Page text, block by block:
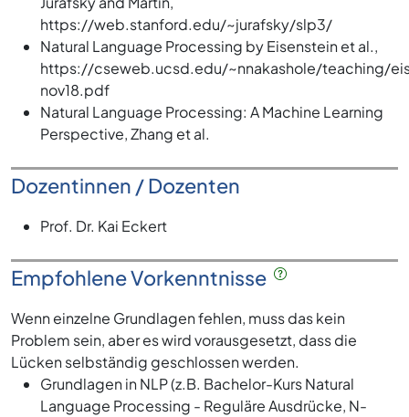
https://web.stanford.edu/~jurafsky/slp3/
Natural Language Processing by Eisenstein et al.,
https://cseweb.ucsd.edu/~nnakashole/teaching/
nov18.pdf
Natural Language Processing: A Machine Learning
Perspective, Zhang et al.
Dozentinnen / Dozenten
Prof. Dr. Kai Eckert
Empfohlene Vorkenntnisse
Wenn einzelne Grundlagen fehlen, muss das kein
Problem sein, aber es wird vorausgesetzt, dass die
Lücken selbständig geschlossen werden.
Grundlagen in NLP (z.B. Bachelor-Kurs Natural
Language Processing - Reguläre Ausdrücke, N-